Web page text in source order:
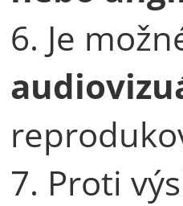
6. Je
7. Proti